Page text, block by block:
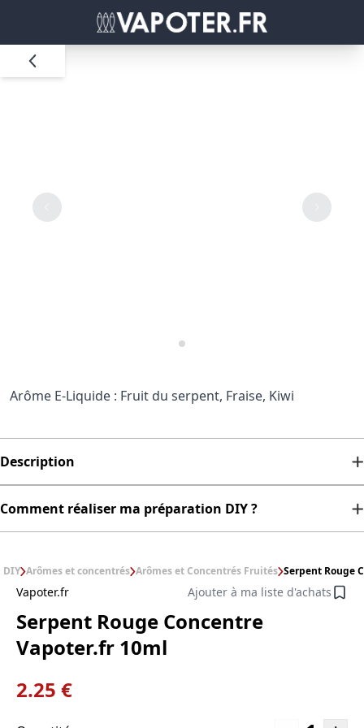
Arôme E-Liquide : Fruit du serpent, Fraise, Kiwi
Description
Comment réaliser ma préparation DIY ?
DIY Arômes et concentrés Arômes et Concentrés Fruités Serpent Rouge
Vapoter.fr Ajouter à ma liste d'achats
Serpent Rouge Concentre
Vapoter.fr 10ml
2.25 €